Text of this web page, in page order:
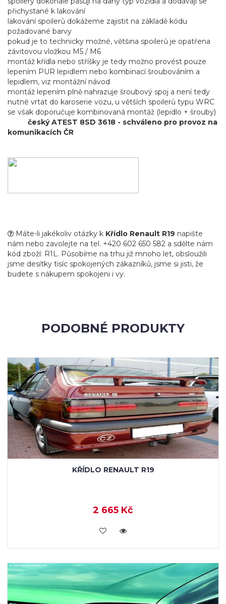
přichystané k lakování
lakování spoilerů dokážeme zajistit na základě kódu
požadované barvy
pokud je to technicky možné, většina spoilerů je opatřena
závitovou vložkou M5 / M6
montáž křídla nebo stříšky je tedy možno provést pouze
lepením PUR lepidlem nebo kombinací šroubováním a
lepidlem, viz montážní návod
montáž lepením plně nahrazuje šroubový spoj a není tedy
nutné vrtat do karoserie vozu, u větších spoilerů typu WRC
se však doporučuje kombinovaná montáž (lepidlo + šrouby)
český ATEST 8SD 3618 - schváleno pro provoz na
komunikacích ČR
Máte-li jakékoliv otázky k Křídlo Renault R19 napište
nám nebo zavolejte na tel. +420 602 650 582 a sdělte nám
kód zboží: R1L. Působíme na trhu již mnoho let, obsloužili
jsme desítky tisíc spokojených zákazníků, jsme si jisti, že
budete s nákupem spokojeni i vy.
PODOBNÉ PRODUKTY
KŘÍDLO RENAULT R19
2 665 Kč
KOUPIT